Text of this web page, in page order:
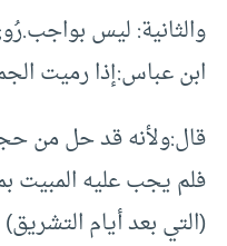
والثانية: ليس
ابن عباس:إذا رميت
قال:ولأنه قد حل من
(التي بعد أيام التشريق)